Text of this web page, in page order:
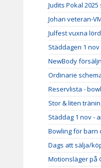
Judits Pokal
Johan veteran-
Julfest vuxna
Städdagen 1
NewBody
Ordinarie
Reservlista -
Stor & liten
Städdag 1 nov -
Bowling för barn
Dags att sälja/
Motionsläger på